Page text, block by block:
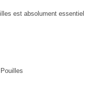
est absolument essentiel